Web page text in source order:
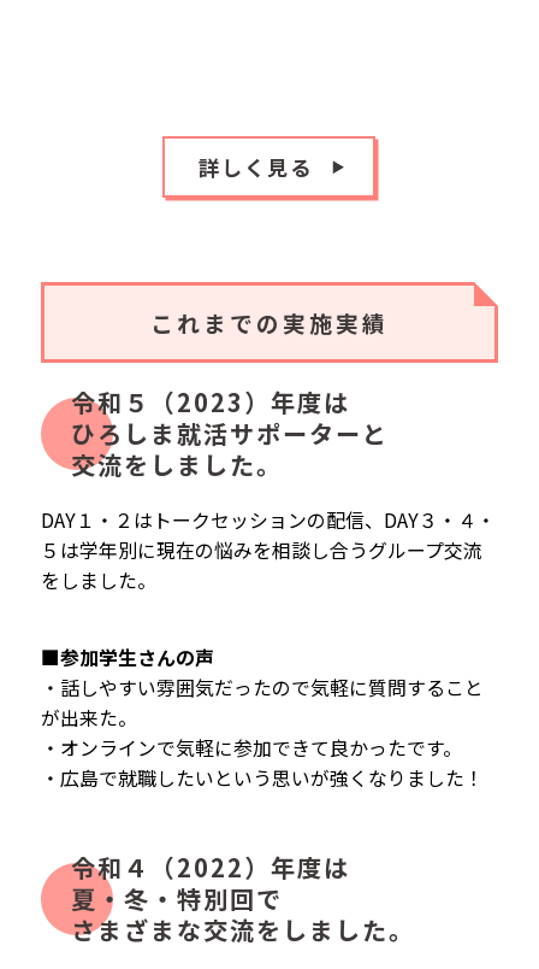
詳しく見る
これまでの実施実績
令和５（2023）年度は
ひろしま就活サポーターと
交流をしました。
DAY１・２はトークセッションの配信、DAY３・４・
５は学年別に現在の悩みを相談し合うグループ交流
をしました。
■参加学生さんの声
・話しやすい雰囲気だったので気軽に質問すること
が出来た。
・オンラインで気軽に参加できて良かったです。
・広島で就職したいという思いが強くなりました！
令和４（2022）年度は
夏・冬・特別回で
さまざまな交流をしました。